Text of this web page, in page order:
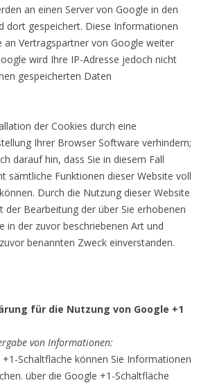
an einen Server von Google in den
dort gespeichert. Diese Informationen
an Vertragspartner von Google weiter
wird Ihre IP-Adresse jedoch nicht
gespeicherten Daten
der Cookies durch eine
Ihrer Browser Software verhindern;
darauf hin, dass Sie in diesem Fall
sämtliche Funktionen dieser Website voll
Durch die Nutzung dieser Website
der Bearbeitung der über Sie erhobenen
in der zuvor beschriebenen Art und
benannten Zweck einverstanden.
für die Nutzung von Google +1
von Informationen:
Schaltfläche können Sie Informationen
über die Google +1-Schaltfläche